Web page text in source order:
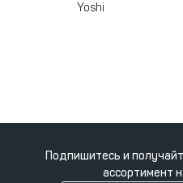
Yoshi
Подпишитесь и
ассортимент